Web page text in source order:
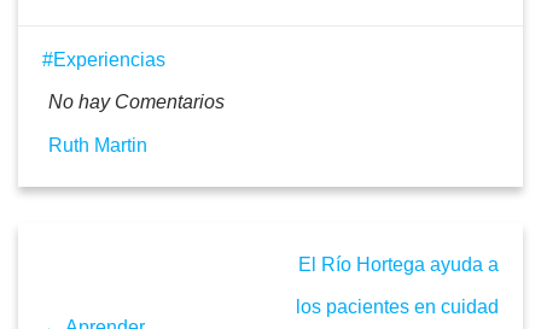
Experiencias
No hay Comentarios
Ruth Martin
El Río Hortega ayuda a
los pacientes en cuidad